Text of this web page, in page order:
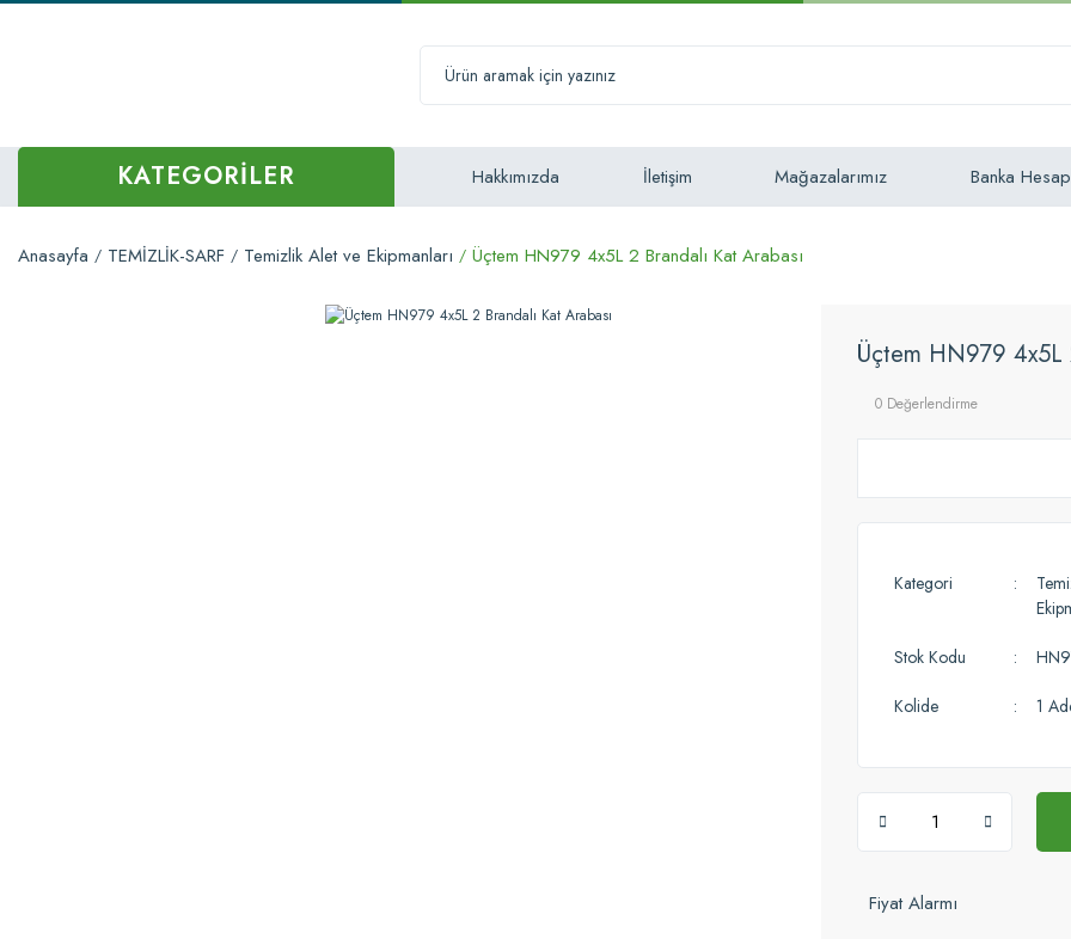
KATEGORİLER Hakkımızda İletişim Mağazalarımız Banka
Anasayfa TEMİZLİK-SARF Temizlik Alet ve Ekipmanları Üçtem HN979 4x5L 2 Brandalı Kat Arabası
Üçtem HN979 4x5L
0 Değerlendirme
Kategori
Stok Kodu
Kolide 1
Fiyat Alarmı